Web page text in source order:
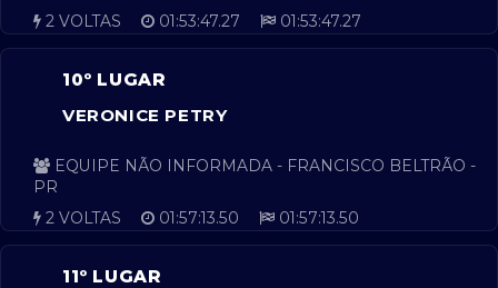
2 VOLTAS
01:53:47.27 01:53:47.27
10º LUGAR
VERONICE PETRY
EQUIPE NÃO INFORMADA - FRANCISCO BELTRÃO -
PR
2 VOLTAS
01:57:13.50 01:57:13.50
11º LUGAR